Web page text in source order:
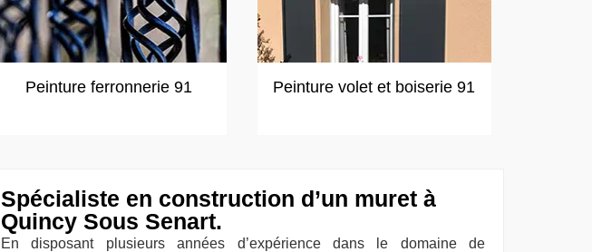
Peinture ferronnerie 91 Peinture volet et boiserie 91
Spécialiste en construction d’un muret à
Quincy Sous Senart.
En disposant plusieurs années d’expérience dans le domaine de